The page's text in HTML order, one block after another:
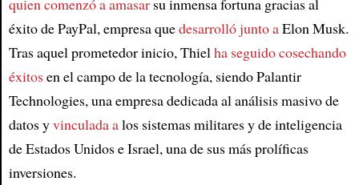
quien comenzó a amasarsu inmensa fortuna gracias al
éxito de PayPal, empresa quedesarrolló junto aElon Musk.
Tras aquel prometedor inicio, Thielha seguido cosechando
éxitosen el campo de la tecnología, siendo Palantir
Technologies, una empresa dedicada al análisis masivo de
datos yvinculada alos sistemas militares y de inteligencia
de Estados Unidos e Israel, una de sus más prolíficas
inversiones.